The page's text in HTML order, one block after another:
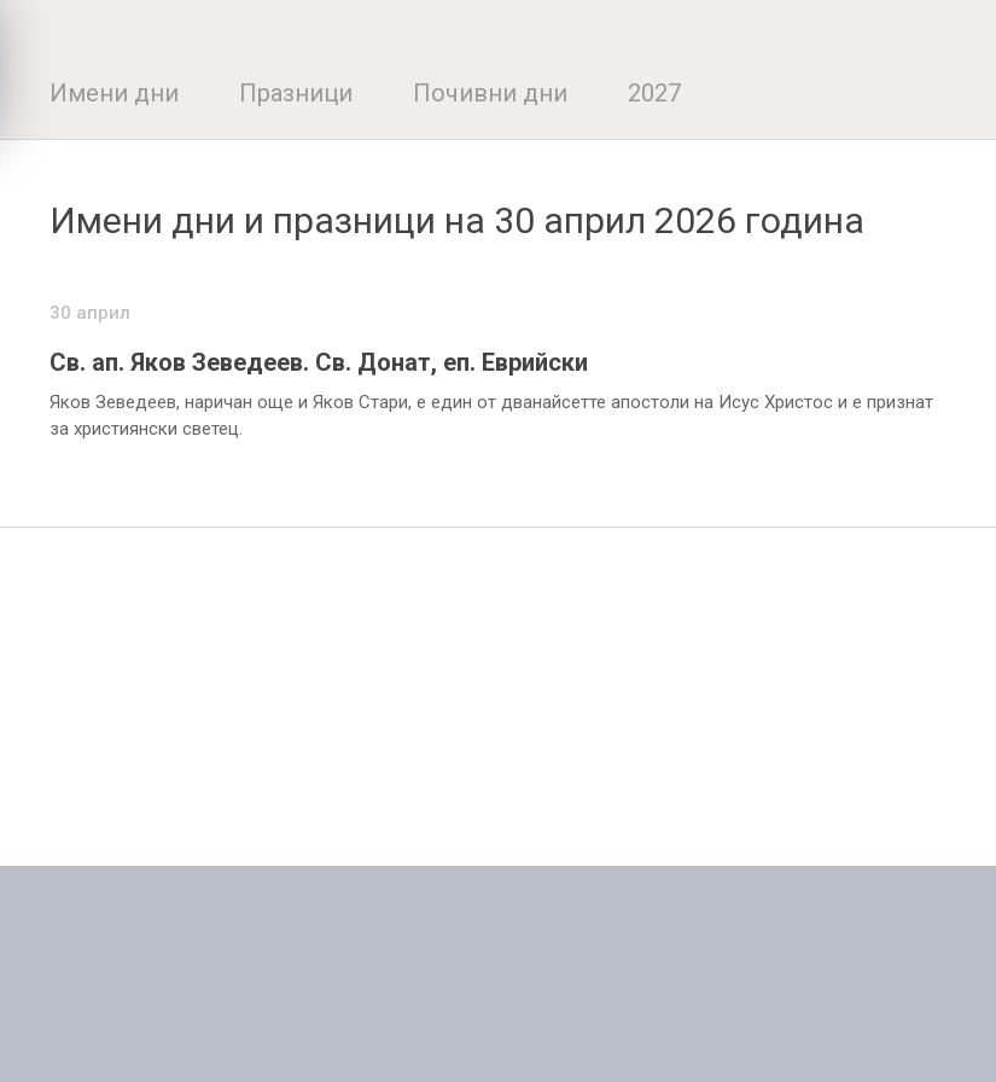
Имени дни Празници Почивни дни 2027
Имени дни и празници на 30 април 2026 година
30 април
Св. ап. Яков Зеведеев. Св. Донат, еп. Еврийски
Яков Зеведеев, наричан още и Яков Стари, e един от дванайсетте апостоли на Исус Христос и е признат
за християнски светец.